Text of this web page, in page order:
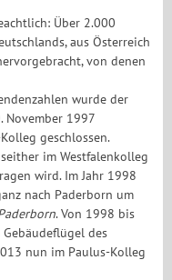
Über 2.000
aus Österreich
von denen
wurde der
November 1997
geschlossen.
im Westfalenkolleg
wird. Im Jahr 1998
nach Paderborn um
. Von 1998 bis
des
nun im Paulus-Kolleg